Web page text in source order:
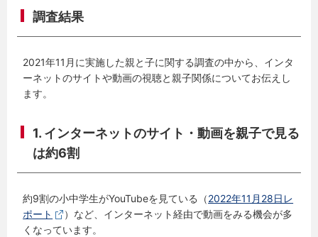
調査結果
2021年11月に実施した親と子に関する調査の中から、インタ
ーネットのサイトや動画の視聴と親子関係についてお伝えし
ます。
1. インターネットのサイト・動画を親子で見る
は約6割
約9割の小中学生がYouTubeを見ている（2022年11月28日レ
ポート
）など、インターネット経由で動画をみる機会が多
くなっています。